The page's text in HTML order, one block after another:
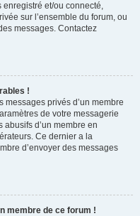
enregistré et/ou connecté,
sur l’ensemble du forum, ou
messages. Contactez
!
privés d’un membre
de votre messagerie
d’un membre en
Ce dernier a la
d’envoyer des messages
membre de ce forum !